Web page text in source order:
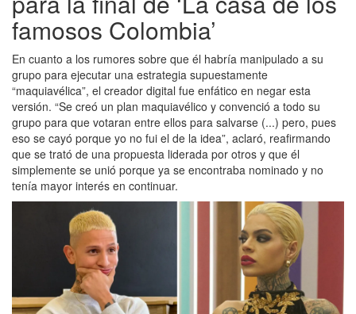
famosos Colombia’
En cuanto a los rumores sobre que él habría manipulado a su
grupo para ejecutar una estrategia supuestamente
“maquiavélica”, el creador digital fue enfático en negar esta
versión. “Se creó un plan maquiavélico y convenció a todo su
grupo para que votaran entre ellos para salvarse (...) pero, pues
eso se cayó porque yo no fui el de la idea”, aclaró, reafirmando
que se trató de una propuesta liderada por otros y que él
simplemente se unió porque ya se encontraba nominado y no
tenía mayor interés en continuar.